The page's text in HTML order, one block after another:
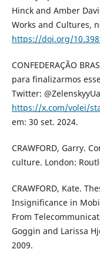
Hinck and Amber
Works and Cultures,
https://doi.org/
CONFEDERAÇÃO
para finalizarmos
Twitter:
https://x.com/volei/
em: 30 set. 2024.
CRAWFORD, Garry.
culture. London:
CRAWFORD, Kate.
Insignificance in
From
Goggin and Larissa
2009.